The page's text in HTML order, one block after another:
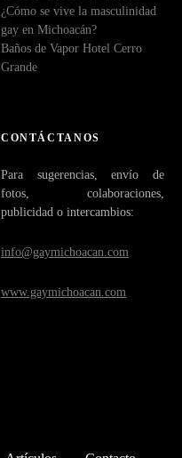
¿Cómo se vive la masculinidad
gay en Michoacán?
Baños de Vapor Hotel Cerro
Grande
CONTÁCTANOS
Para sugerencias, envío de
fotos, colaboraciones,
publicidad o intercambios:
info@gaymichoacan.com
www.gaymichoacan.com